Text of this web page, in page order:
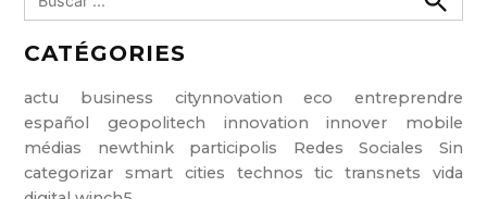
u
c
a
r
:
B
r
CATÉGORIES
actu business citynnovation eco
entreprendre
español
geopolitech innovation innover
mobile
médias
newthink participolis Redes Sociales
Sin
categorizar
smart cities technos tic transnets
vida